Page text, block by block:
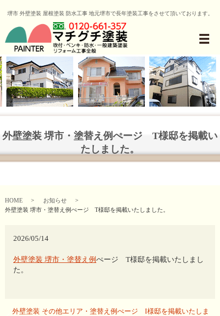
堺市 外壁塗装 屋根塗装 防水工事 地元堺市で長年塗装工事をさせて頂いております。
メ
外壁塗装 堺市・塗替え例ぺージ T様邸を掲載い
たしました。
HOME
お知らせ
外壁塗装 堺市・塗替え例ぺージ T様邸を掲載いたしました。
2026/05/14
外壁塗装 堺市・塗替え例ぺージ T様邸を掲載いたしまし
た。
外壁塗装 その他エリア・塗替え例ぺージ I様邸を掲載いたしま